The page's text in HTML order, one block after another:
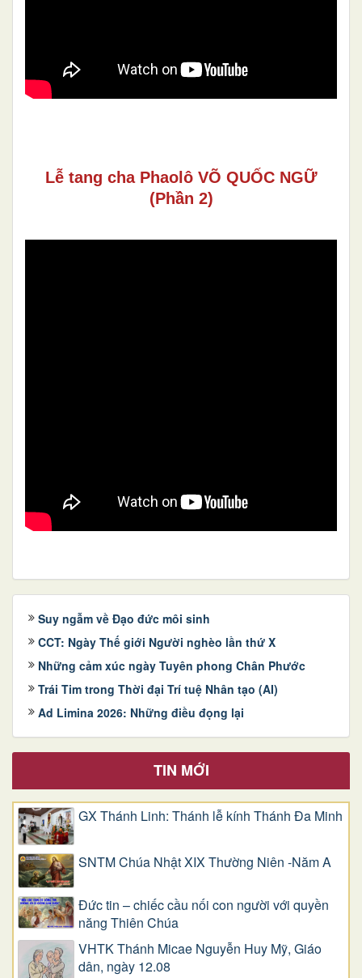
Lễ tang cha Phaolô VÕ QUỐC NGỮ
(Phần 2)
Suy ngẫm về Đạo đức môi sinh
CCT: Ngày Thế giới Người nghèo lần thứ X
Những cảm xúc ngày Tuyên phong Chân Phước
Trái Tim trong Thời đại Trí tuệ Nhân tạo (AI)
Ad Limina 2026: Những điều đọng lại
TIN MỚI
GX Thánh Linh: Thánh lễ kính Thánh Đa Minh
SNTM Chúa Nhật XIX Thường Niên -Năm A
Đức tin – chiếc cầu nối con người với quyền
năng Thiên Chúa
VHTK Thánh Micae Nguyễn Huy Mỹ, Giáo
dân, ngày 12.08